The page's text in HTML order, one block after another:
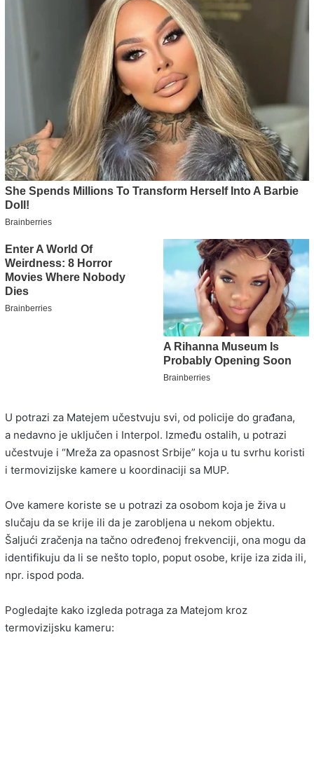
U potrazi za Matejem učestvuju svi, od policije do građana,
a nedavno je uključen i Interpol. Između ostalih, u potrazi
učestvuje i “Mreža za opasnost Srbije” koja u tu svrhu koristi
i termovizijske kamere u koordinaciji sa MUP.
Ove kamere koriste se u potrazi za osobom koja je živa u
slučaju da se krije ili da je zarobljena u nekom objektu.
Šaljući zračenja na tačno određenoj frekvenciji, ona mogu da
identifikuju da li se nešto toplo, poput osobe, krije iza zida ili,
npr. ispod poda.
Pogledajte kako izgleda potraga za Matejom kroz
termovizijsku kameru: